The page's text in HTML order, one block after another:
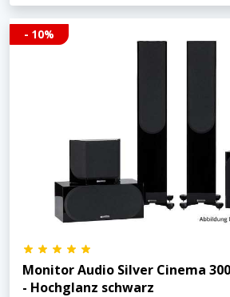
- 10%
Monitor Audio Silver Cinema 300
- Hochglanz schwarz